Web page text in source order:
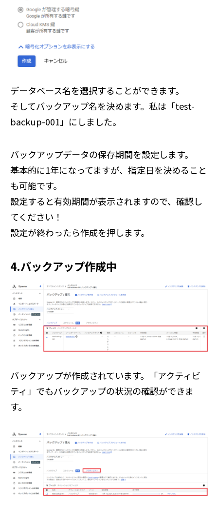
データベース名を選択することができます。
そしてバックアップ名を決めます。私は「test-
backup-001」にしました。
バックアップデータの保存期間を設定します。
基本的に1年になってますが、指定日を決めること
も可能です。
設定すると有効期間が表示されますので、確認し
てください！
設定が終わったら作成を押します。
4.バックアップ作成中
バックアップが作成されています。「アクティビ
ティ」でもバックアップの状況の確認ができま
す。